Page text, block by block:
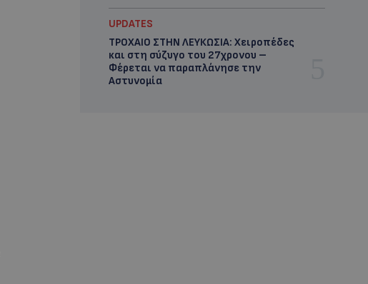
UPDATES
ΤΡΟΧΑΙΟ ΣΤΗΝ ΛΕΥΚΩΣΙΑ: Χειροπέδες
και στη σύζυγο του 27χρονου –
Φέρεται να παραπλάνησε την
Αστυνομία